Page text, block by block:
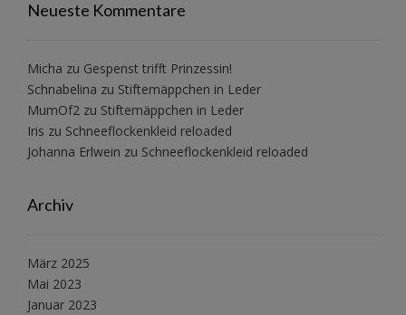
Neueste Kommentare
Micha zu Gespenst trifft Prinzessin!
Schnabelina zu Stiftemäppchen in Leder
MumOf2 zu Stiftemäppchen in Leder
Iris zu Schneeflockenkleid reloaded
Johanna Erlwein zu Schneeflockenkleid reloaded
Archiv
März 2025
Mai 2023
Januar 2023